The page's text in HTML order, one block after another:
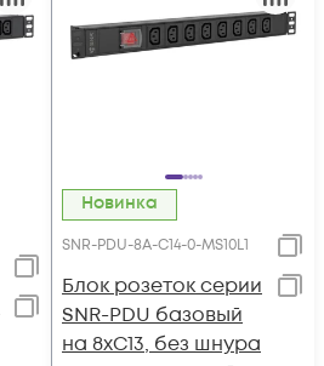
Новинка
SNR-PDU-8A-C14-0-MS10L1
Блок розеток серии
SNR-PDU базовый
на 8xC13, без шнура